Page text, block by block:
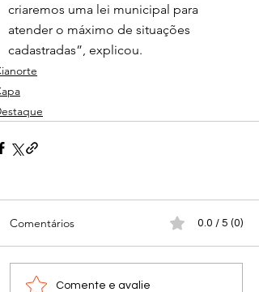
criaremos uma lei municipal para
atender o máximo de situações
cadastradas”, explicou.
Comentários 0.0 / 5 (0)
Comente e avalie